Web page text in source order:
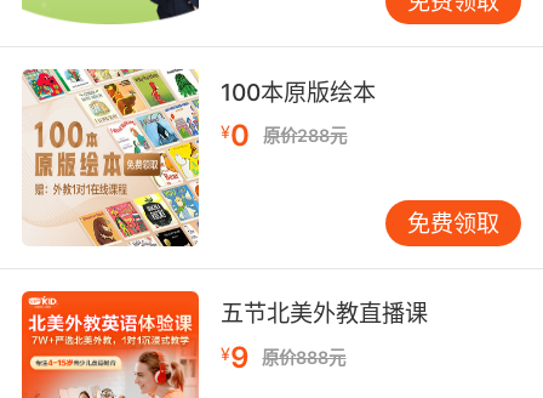
kiss-ass n. 马屁精，谄媚者，奉承;
kiss mark 砖斑;
deep-kiss v. 与…深吻，作深吻;
kiss impression 适压印刷;轻压印刷;
soul kiss n. （将舌头伸入对方嘴中的）深情接吻;
kiss goodbye 吻别;承认某事物的损失或失败已
成定局;
kiss principle [计] 吻合原则;
french kiss 法国式接吻（舌伸入对方口中的接吻
方式）;
life-kiss n. 口对口人工呼吸;
kiss pressure [计] 接触压力;
100本原版绘本
¥0 原价288元
免费领取
五节北美外教直播课
¥9 原价888元